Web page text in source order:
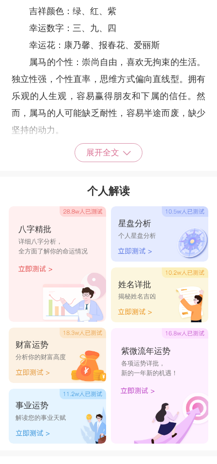
吉祥颜色：绿、红、紫
幸运数字：三、九、四
幸运花：康乃馨、报春花、爱丽斯
属马的个性：崇尚自由，喜欢无拘束的生活。
独立性强，个性直率，思维方式偏向直线型。拥有
乐观的人生观，容易赢得朋友和下属的信任。然
而，属马的人可能缺乏耐性，容易半途而废，缺少
坚持的动力。
不同年代属马人的命运解析
1、1930年属马的人
是追求领先和进步，充满进取心。不过，他们也有
些缺点，比如缺乏耐心，难以保守秘密，感情上也
容易变动不居。
2、1942年属马的人
这类人性格开朗，话多，喜欢社交，朋友众
多，时常得到他人的帮助。然而，由于直率，有时
话语过于直白，容易无意间得罪别人，需要注意自
己的言辞，避免引起误解。
3、1954年属马的人
这代属马人天生容易赚到大钱，但也喜欢奢华
生活，追求享乐。虽然财运不错，但开销也很大，
难以积累财富，往往是财来财去，存不下什么。
4、1966年属马的人
他们无法忍受平凡的生活，总是渴望展示自己
的个性。无论是在家中还是外面，他们喜欢把一切
展开全文
个人解读
八字精批
详细八字分析，
全方面了解你的命运情况
财富运势
分析你的财富高度
事业运势
解读您的事业天赋
星盘分析
个人星盘分析
姓名详批
揭秘姓名吉凶
紫微流年运势
各项运势详批，
新的一年新的机遇！